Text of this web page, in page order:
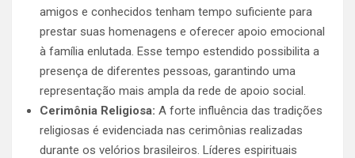
amigos e conhecidos tenham tempo suficiente para
prestar suas homenagens e oferecer apoio emocional
à família enlutada. Esse tempo estendido possibilita a
presença de diferentes pessoas, garantindo uma
representação mais ampla da rede de apoio social.
Cerimônia Religiosa: A forte influência das tradições
religiosas é evidenciada nas cerimônias realizadas
durante os velórios brasileiros. Líderes espirituais